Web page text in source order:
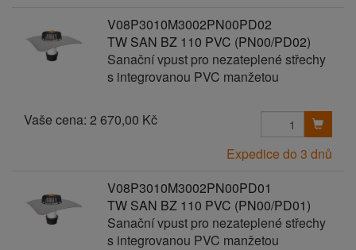
V08P3010M3002PN00PD02
TW SAN BZ 110 PVC (PN00/PD02)
Sanační vpust pro nezateplené střechy
s integrovanou PVC manžetou
Vaše cena: 2 670,00 Kč
Expedice do 3 dnů
V08P3010M3002PN00PD01
TW SAN BZ 110 PVC (PN00/PD01)
Sanační vpust pro nezateplené střechy
s integrovanou PVC manžetou